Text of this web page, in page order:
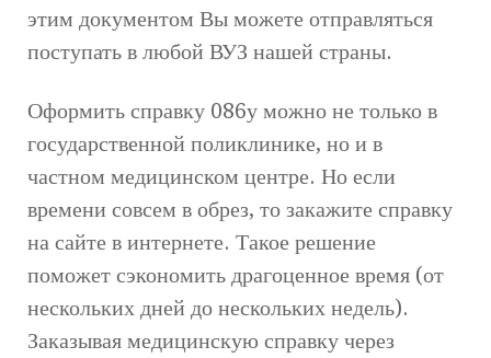
этим документом Вы можете отправляться
поступать в любой ВУЗ нашей страны.
Оформить справку 086у можно не только в
государственной поликлинике, но и в
частном медицинском центре. Но если
времени совсем в обрез, то закажите справку
на сайте в интернете. Такое решение
поможет сэкономить драгоценное время (от
нескольких дней до нескольких недель).
Заказывая медицинскую справку через